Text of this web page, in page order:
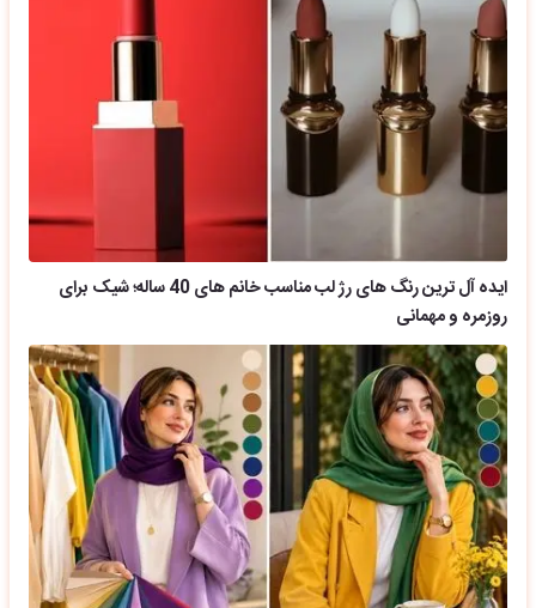
ایده آل ترین رنگ های رژ لب مناسب خانم های 40 ساله؛ شیک برای
روزمره و مهمانی